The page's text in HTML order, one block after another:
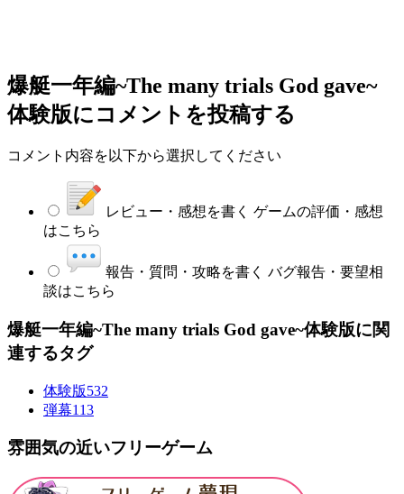
爆艇一年編~The many trials God gave~
体験版にコメントを投稿する
コメント内容を以下から選択してください
レビュー・感想を書く ゲームの評価・感想
はこちら
報告・質問・攻略を書く バグ報告・要望相
談はこちら
爆艇一年編~The many trials God gave~体験版に関
連するタグ
体験版532
弾幕113
雰囲気の近いフリーゲーム